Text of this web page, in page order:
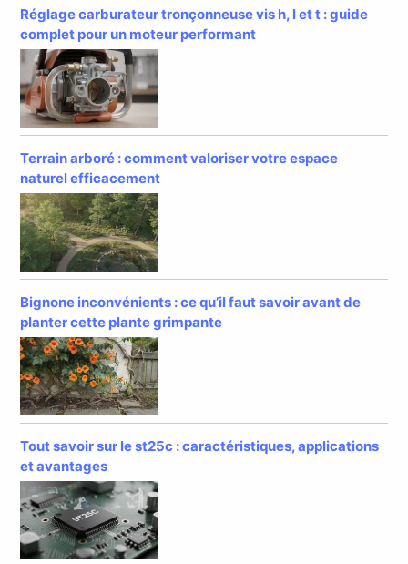
Réglage carburateur tronçonneuse vis h, l et t : guide
complet pour un moteur performant
Terrain arboré : comment valoriser votre espace
naturel efficacement
Bignone inconvénients : ce qu’il faut savoir avant de
planter cette plante grimpante
Tout savoir sur le st25c : caractéristiques, applications
et avantages